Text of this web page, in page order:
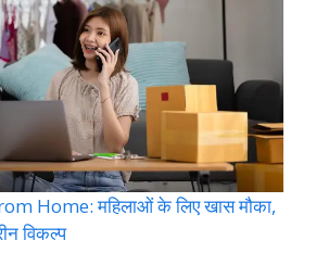
Home: महिलाओं के लिए खास मौका,
विकल्प